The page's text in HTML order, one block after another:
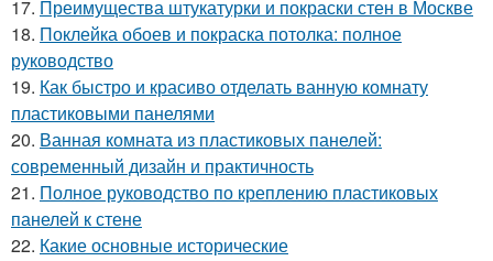
17. Преимущества штукатурки и покраски стен в Москве
18. Поклейка обоев и покраска потолка: полное
руководство
19. Как быстро и красиво отделать ванную комнату
пластиковыми панелями
20. Ванная комната из пластиковых панелей:
современный дизайн и практичность
21. Полное руководство по креплению пластиковых
панелей к стене
22. Какие основные исторические